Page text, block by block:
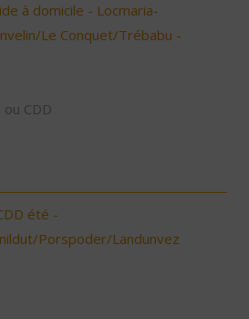
à domicile - Locmaria-
Le Conquet/Trébabu -
CDD
été -
Porspoder/Landunvez